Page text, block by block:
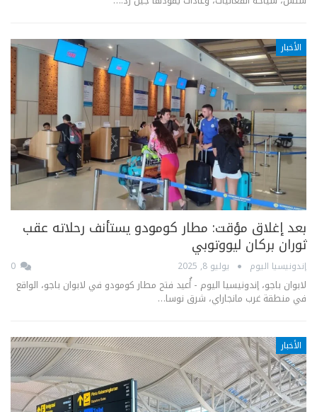
الأخبار
بعد إغلاق مؤقت: مطار كومودو يستأنف رحلاته عقب
ثوران بركان ليووتوبي
إندونيسيا اليوم يوليو 8, 2025
لابوان باجو، إندونيسيا اليوم - أُعيد فتح مطار كومودو في لابوان باجو، الواقع
في منطقة غرب مانجاراي، شرق نوسا…
الأخبار